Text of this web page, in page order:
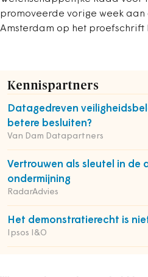
promoveerde vorige week aan
Amsterdam op het proefschrift
Kennispartners
Datagedreven
betere besluiten?
Van Dam Datapartners
Vertrouwen als sleutel in de
ondermijning
RadarAdvies
Het demonstratierecht is
Ipsos I&O